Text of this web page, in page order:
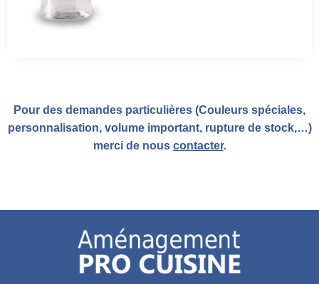
Pour des demandes particulières (Couleurs spéciales,
personnalisation, volume important, rupture de stock,…)
merci de nous contacter.